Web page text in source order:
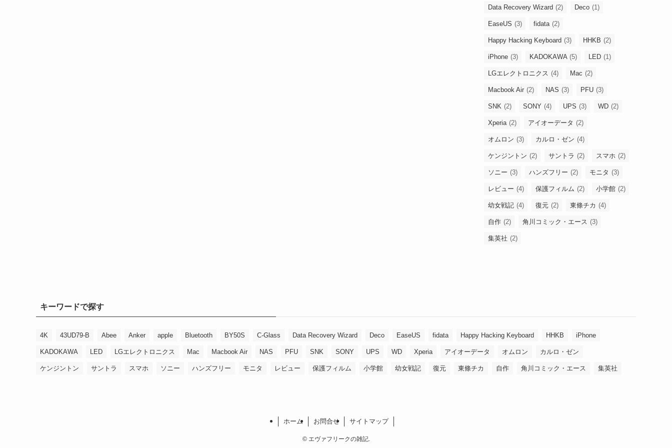
Data Recovery Wizard (2) Deco (1)
EaseUS (3) fidata (2)
Happy Hacking Keyboard (3) HHKB (2)
iPhone (3) KADOKAWA (5) LED (1)
LGエレクトロニクス (4) Mac (2)
Macbook Air (2) NAS (3) PFU (3)
SNK (2) SONY (4) UPS (3) WD (2)
Xperia (2) アイオーデータ (2)
オムロン (3) カルロ・ゼン (4)
ケンジントン (2) サントラ (2) スマホ (2)
ソニー (3) ハンズフリー (2) モニタ (3)
レビュー (4) 保護フィルム (2) 小学館 (2)
幼女戦記 (4) 復元 (2) 東條チカ (4)
自作 (2) 角川コミック・エース (3)
集英社 (2)
キーワードで探す
4K 43UD79-B Abee Anker apple Bluetooth BY50S C-Glass Data Recovery Wizard Deco EaseUS fidata Happy Hacking Keyboard HHKB iPhone
KADOKAWA LED LGエレクトロニクス Mac Macbook Air NAS PFU SNK SONY UPS WD Xperia アイオーデータ オムロン カルロ・ゼン
ケンジントン サントラ スマホ ソニー ハンズフリー モニタ レビュー 保護フィルム 小学館 幼女戦記 復元 東條チカ 自作 角川コミック・エース 集英社
ホーム お問合せ サイトマップ
©エヴァフリークの雑記.